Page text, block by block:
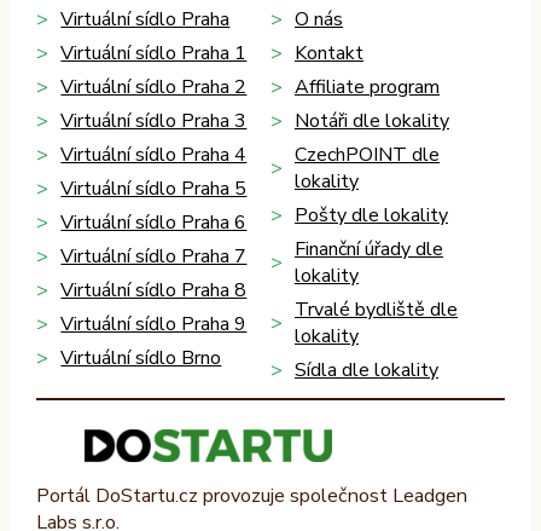
Virtuální sídlo Praha
Virtuální sídlo Praha 1
Virtuální sídlo Praha 2
Virtuální sídlo Praha 3
Virtuální sídlo Praha 4
Virtuální sídlo Praha 5
Virtuální sídlo Praha 6
Virtuální sídlo Praha 7
Virtuální sídlo Praha 8
Virtuální sídlo Praha 9
Virtuální sídlo Brno
O nás
Kontakt
Affiliate program
Notáři dle lokality
CzechPOINT dle
lokality
Pošty dle lokality
Finanční úřady dle
lokality
Trvalé bydliště dle
lokality
Sídla dle lokality
Portál DoStartu.cz provozuje společnost Leadgen
Labs s.r.o.